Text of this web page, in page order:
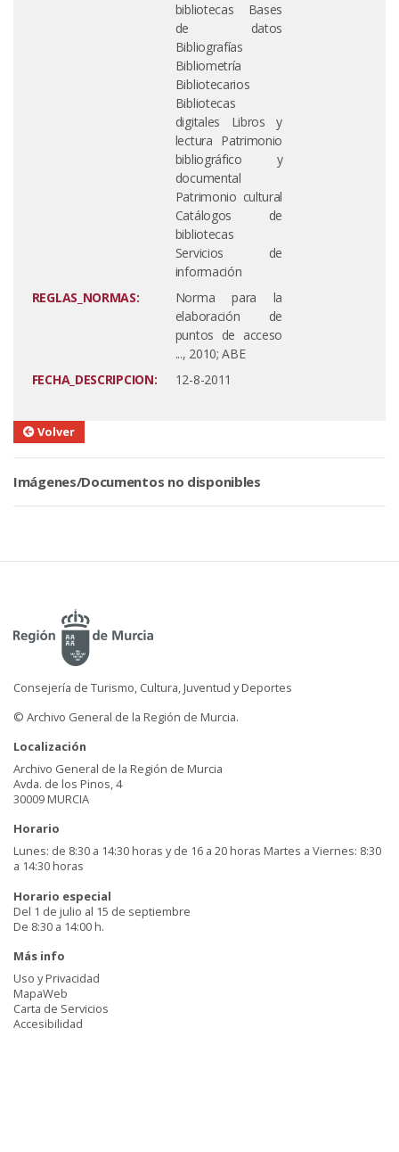
bibliotecas Bases
de datos
Bibliografías
Bibliometría
Bibliotecarios
Bibliotecas
digitales Libros y
lectura Patrimonio
bibliográfico y
documental
Patrimonio cultural
Catálogos de
bibliotecas
Servicios de
información
REGLAS_NORMAS:
Norma para la
elaboración de
puntos de acceso
..., 2010; ABE
FECHA_DESCRIPCION:
12-8-2011
Volver
Imágenes/Documentos no disponibles
Consejería de Turismo, Cultura, Juventud y Deportes
© Archivo General de la Región de Murcia.
Localización
Archivo General de la Región de Murcia
Avda. de los Pinos, 4
30009 MURCIA
Horario
Lunes: de 8:30 a 14:30 horas y de 16 a 20 horas Martes a Viernes: 8:30
a 14:30 horas
Horario especial
Del 1 de julio al 15 de septiembre
De 8:30 a 14:00 h.
Más info
Uso y Privacidad
MapaWeb
Carta de Servicios
Accesibilidad